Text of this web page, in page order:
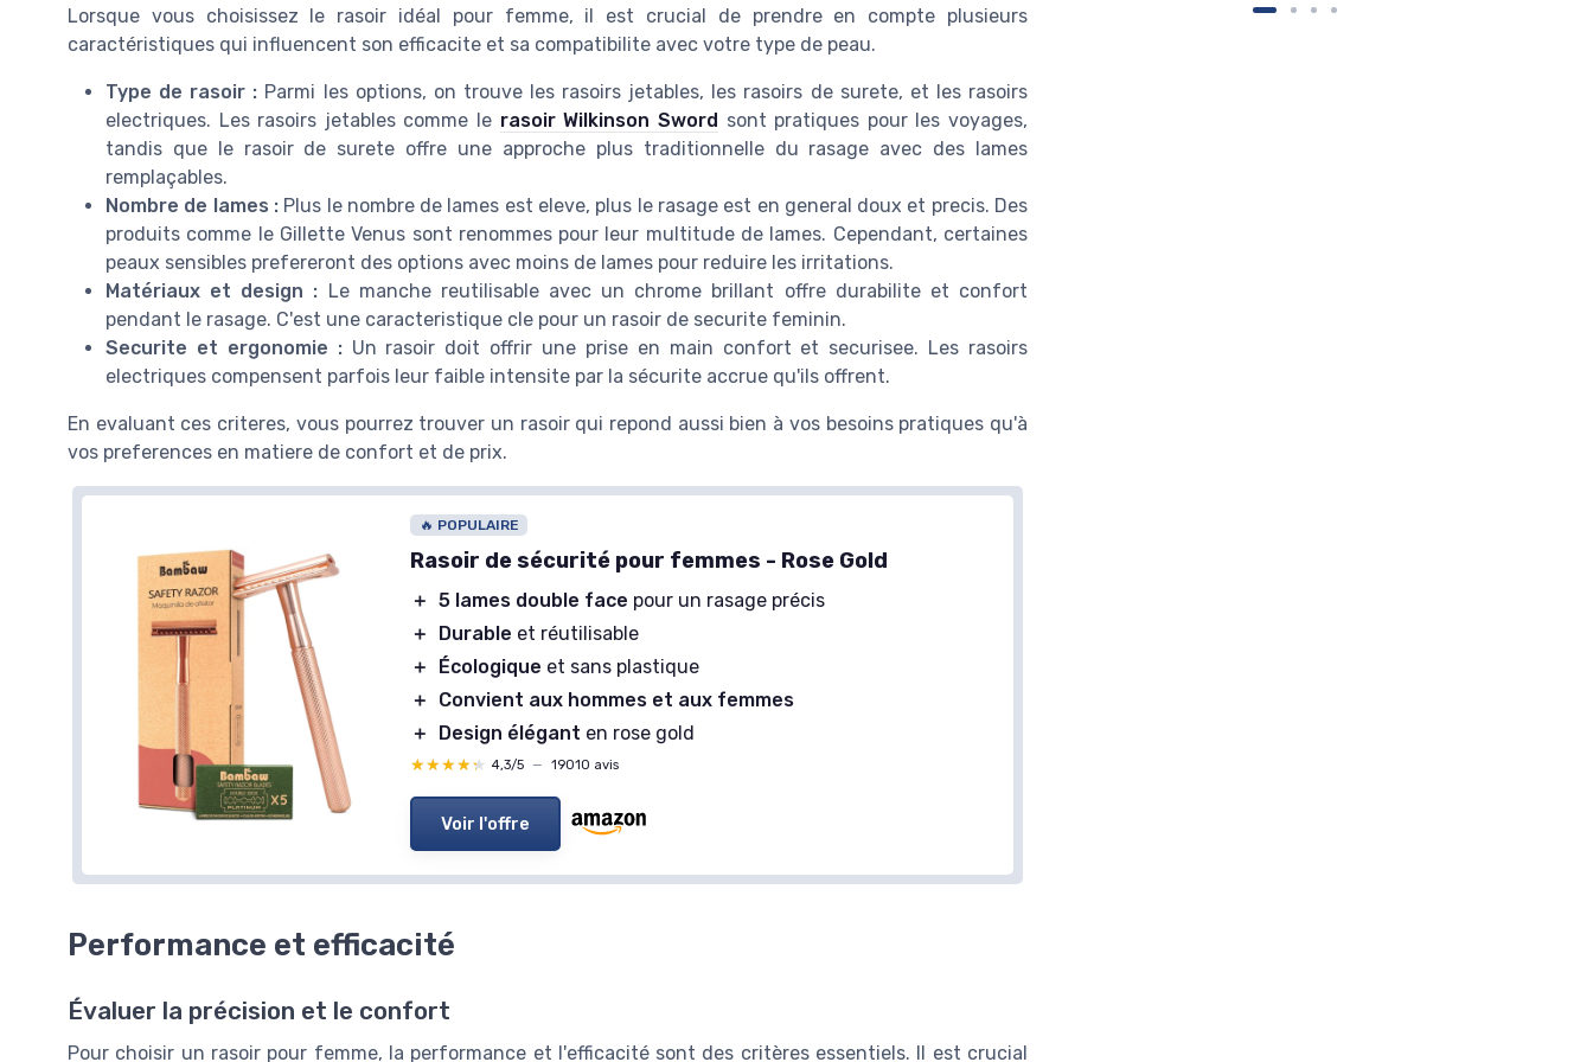
Lorsque vous choisissez le rasoir idéal pour femme, il est crucial de prendre en compte plusieurs
caractéristiques qui influencent son efficacite et sa compatibilite avec votre type de peau.
Type de rasoir : Parmi les options, on trouve les rasoirs jetables, les rasoirs de surete, et les rasoirs
electriques. Les rasoirs jetables comme le rasoir Wilkinson Sword sont pratiques pour les voyages,
tandis que le rasoir de surete offre une approche plus traditionnelle du rasage avec des lames
remplaçables.
Nombre de lames :Plus le nombre de lames est eleve, plus le rasage est en general doux et precis. Des
produits comme le Gillette Venus sont renommes pour leur multitude de lames. Cependant, certaines
peaux sensibles prefereront des options avec moins de lames pour reduire les irritations.
Matériaux et design : Le manche reutilisable avec un chrome brillant offre durabilite et confort
pendant le rasage. C'est une caracteristique cle pour un rasoir de securite feminin.
Securite et ergonomie :Un rasoir doit offrir une prise en main confort et securisee. Les rasoirs
electriques compensent parfois leur faible intensite par la sécurite accrue qu'ils offrent.
En evaluant ces criteres, vous pourrez trouver un rasoir qui repond aussi bien à vos besoins pratiques qu'à
vos preferences en matiere de confort et de prix.
🔥 POPULAIRE
Rasoir de sécurité pour femmes - Rose Gold
＋ 5 lames double face pour un rasage précis
＋
Durable et réutilisable
＋
Écologique et sans plastique
＋
Convient aux hommes et aux femmes
＋
Design élégant en rose gold
★★★★★
★★★★★ 4,3/5 — 19010 avis
Voir l'offre
Performance et efficacité
Évaluer la précision et le confort
Pour choisir un rasoir pour femme, la performance et l'efficacité sont des critères essentiels. Il est crucial